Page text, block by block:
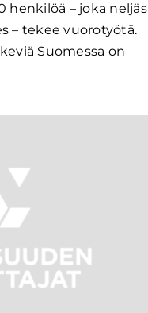
henkilöä – joka neljäs
– tekee vuorotyötä.
Suomessa on